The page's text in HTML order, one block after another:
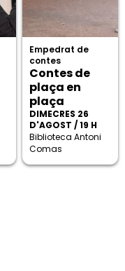
Empedrat de
contes
Contes de
plaça en
plaça
DIMECRES 26
D'AGOST / 19 H
Biblioteca Antoni
Comas